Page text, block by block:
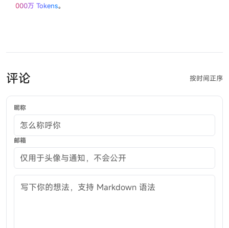
000万 Tokens。
评论 按时间正序
昵称
邮箱
评论内容